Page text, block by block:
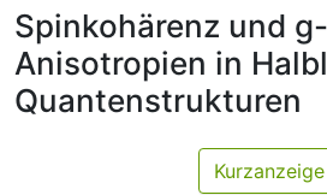
FAQ
Leitlinien
Zurück zur Startseite
Spinkohärenz und
Anisotropien in
Quantenstrukturen
Kurzanzeige